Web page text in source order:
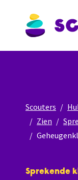
Scouters
Zien
Sprekende